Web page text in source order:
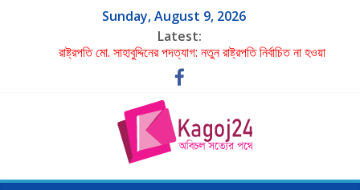
Sunday, August 9, 2026
Latest:
রাষ্ট্রপতি মো. সাহাবুদ্দিনের পদত্যাগ: নতুন রাষ্ট্রপতি নির্বাচিত না হওয়া
পর্যন্ত দায়িত্বে স্পিকার হাফিজ উদ্দিন আহমদ
একমাত্র ছেলের ছুরিকাঘাতে প্রাণ গেল মা-বাবার
পরবর্তী রাষ্ট্রপতির নাম ঠিক হবে বিএনপির স্থায়ী কমিটির বৈঠকে: মির্জা
গাজী নজরুলকে ঘিরে বিতর্কে বিব্রত জামায়াত
শাহ মোহাম্মদ ইমরান এর লেখা- বিচার চাই